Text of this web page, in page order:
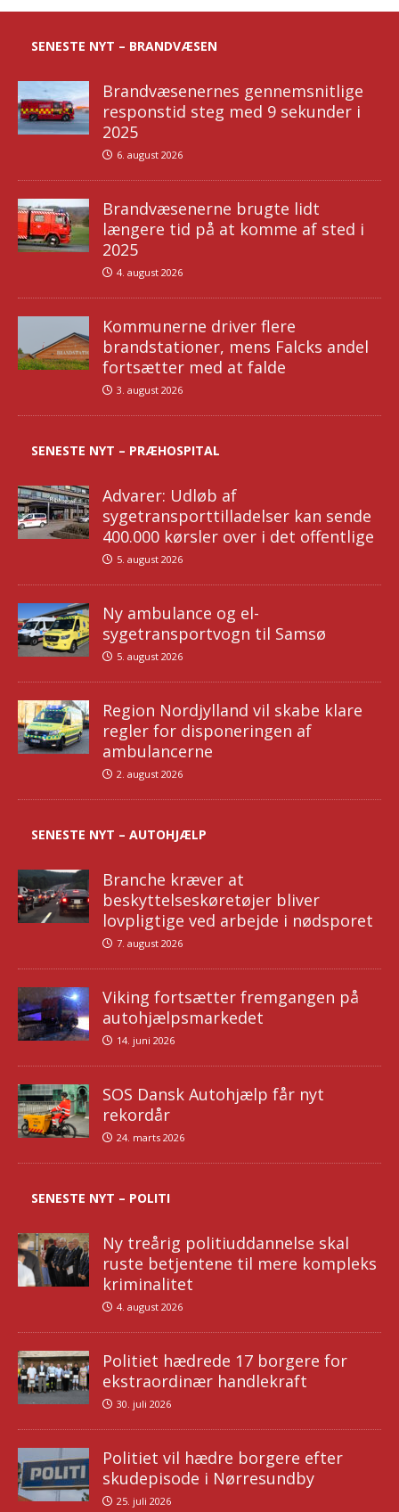
SENESTE NYT – BRANDVÆSEN
Brandvæsenernes gennemsnitlige
responstid steg med 9 sekunder i
2025
6. august 2026
Brandvæsenerne brugte lidt
længere tid på at komme af sted i
2025
4. august 2026
Kommunerne driver flere
brandstationer, mens Falcks andel
fortsætter med at falde
3. august 2026
SENESTE NYT – PRÆHOSPITAL
Advarer: Udløb af
sygetransporttilladelser kan sende
400.000 kørsler over i det offentlige
5. august 2026
Ny ambulance og el-
sygetransportvogn til Samsø
5. august 2026
Region Nordjylland vil skabe klare
regler for disponeringen af
ambulancerne
2. august 2026
SENESTE NYT – AUTOHJÆLP
Branche kræver at
beskyttelseskøretøjer bliver
lovpligtige ved arbejde i nødsporet
7. august 2026
Viking fortsætter fremgangen på
autohjælpsmarkedet
14. juni 2026
SOS Dansk Autohjælp får nyt
rekordår
24. marts 2026
SENESTE NYT – POLITI
Ny treårig politiuddannelse skal
ruste betjentene til mere kompleks
kriminalitet
4. august 2026
Politiet hædrede 17 borgere for
ekstraordinær handlekraft
30. juli 2026
Politiet vil hædre borgere efter
skudepisode i Nørresundby
25. juli 2026